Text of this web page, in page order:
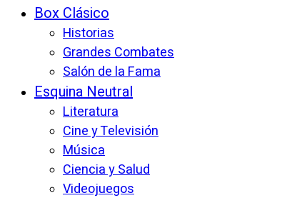
Box Clásico
Historias
Grandes Combates
Salón de la Fama
Esquina Neutral
Literatura
Cine y Televisión
Música
Ciencia y Salud
Videojuegos